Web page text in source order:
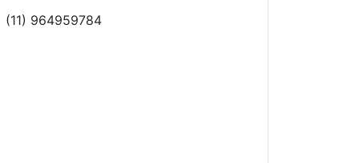
(11) 964959784